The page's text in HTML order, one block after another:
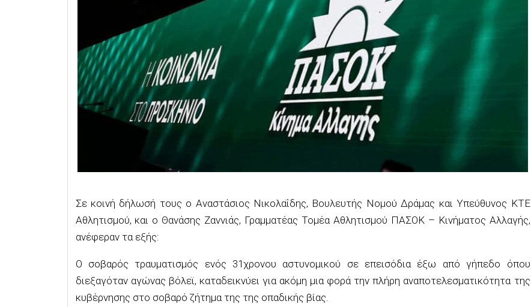
Σε κοινή δήλωσή τους ο Αναστάσιος Νικολαΐδης, Βουλευτής Νομού Δράμας και Υπεύθυνος ΚΤΕ
Αθλητισμού, και ο Θανάσης Ζαννιάς, Γραμματέας Τομέα Αθλητισμού ΠΑΣΟΚ – Κινήματος Αλλαγής,
ανέφεραν τα εξής:
Ο σοβαρός τραυματισμός ενός 31χρονου αστυνομικού σε επεισόδια έξω από γήπεδο όπου
διεξαγόταν αγώνας βόλεϊ, καταδεικνύει για ακόμη μια φορά την πλήρη αναποτελεσματικότητα της
κυβέρνησης στο σοβαρό ζήτημα της της οπαδικής βίας.